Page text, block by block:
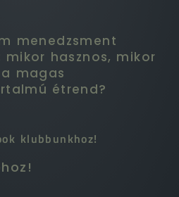
menedzsment
mikor hasznos, mikor
magas
étrend?
klubbunkhoz!